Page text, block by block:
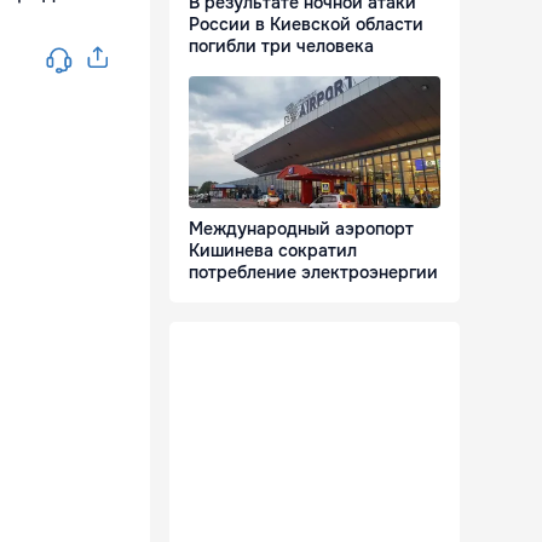
России в Киевской области
погибли три человека
Международный аэропорт
Кишинева сократил
потребление электроэнергии